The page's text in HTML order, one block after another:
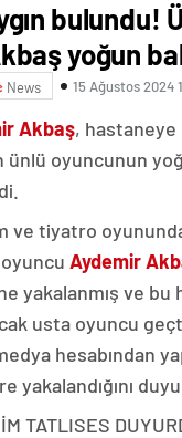
bulundu!
yoğun
News 15 Ağustos 2024
Akbaş, hastaneye
ünlü oyuncunun
ve tiyatro
Aydemir
yakalanmış ve bu
usta oyuncu
hesabından
yakalandığını
TATLISES